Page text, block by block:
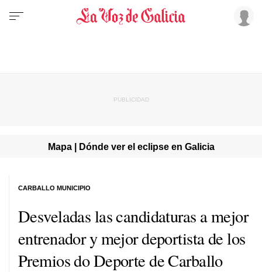
Mapa | Dónde ver el eclipse en Galicia
Desveladas las candidaturas a mejor
entrenador y mejor deportista de los
Premios do Deporte de Carballo
CARBALLO MUNICIPIO